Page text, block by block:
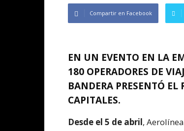
Compartir en Facebook
EN UN EVENTO EN LA
180 OPERADORES DE
BANDERA PRESENTÓ
CAPITALES.
Desde el 5 de abril,